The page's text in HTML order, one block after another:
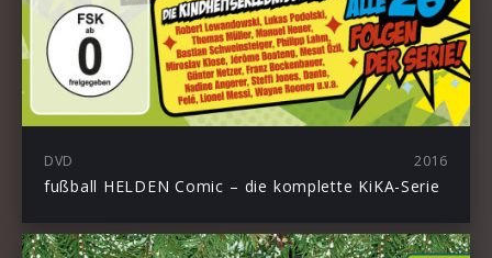
DVD 2016
fußball HELDEN Comic – die komplette KiKA-Serie